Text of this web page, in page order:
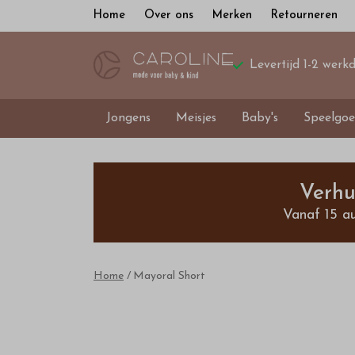
Home Over ons Merken Retourneren
Levertijd 1-2
Jongens Meisjes Baby's
Mayoral
Bestel
Vanaf 15
Home Mayoral Short